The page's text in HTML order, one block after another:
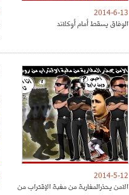
2014-6-13
الوفاق يسقط أمام أوكلاند
2014-5-12
الامن يحذرالمغاربة من مغبة الإقتراب من